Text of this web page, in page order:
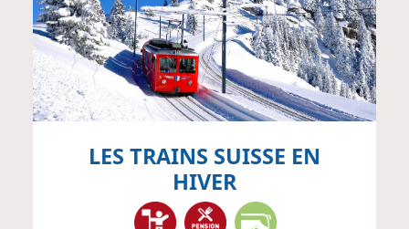
LES TRAINS SUISSE EN
HIVER